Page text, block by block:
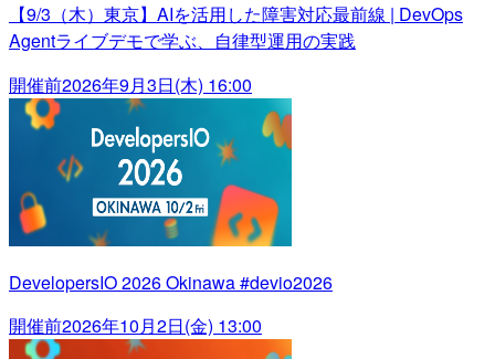
【9/3（木）東京】AIを活用した障害対応最前線 | DevOps
Agentライブデモで学ぶ、自律型運用の実践
開催前2026年9月3日(木) 16:00
DevelopersIO 2026 Okinawa #devio2026
開催前2026年10月2日(金) 13:00